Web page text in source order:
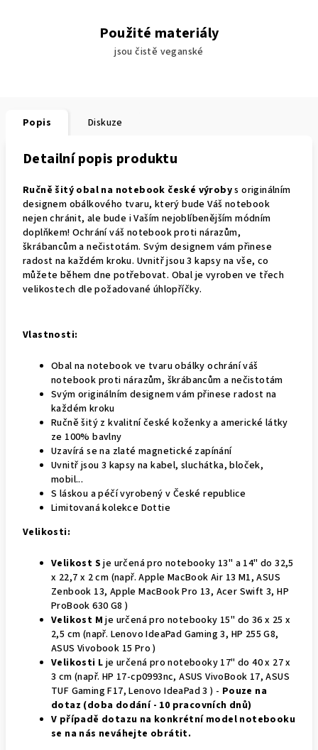
Použité materiály
jsou čistě veganské
Popis Diskuze
Detailní popis produktu
Ručně šitý obal na notebook české výrobys originálním
designem obálkového tvaru, který bude Váš notebook
nejen chránit, ale bude i Vaším nejoblíbenějším módním
doplňkem! Ochrání váš notebook proti nárazům,
škrábancům a nečistotám. Svým designem vám přinese
radost na každém kroku. Uvnitř jsou 3 kapsy na vše, co
můžete během dne potřebovat. Obal je vyroben ve třech
velikostech dle požadované úhlopříčky.
Vlastnosti:
Obal na notebook ve tvaru obálky ochrání váš
notebook proti nárazům, škrábancům a nečistotám
Svým originálním designem vám přinese radost na
každém kroku
Ručně šitý z kvalitní české koženky a americké látky
ze 100% bavlny
Uzavírá se na zlaté magnetické zapínání
Uvnitř jsou 3 kapsy na kabel, sluchátka, bloček,
mobil...
S láskou a péčí vyrobený v České republice
Limitovaná kolekce Dottie
Velikosti:
Velikost Sje určená pro notebooky 13" a 14" do 32,5
x 22,7 x 2 cm (např. Apple MacBook Air 13 M1, ASUS
Zenbook 13, Apple MacBook Pro 13, Acer Swift 3, HP
ProBook 630 G8 )
Velikost Mje určená pro notebooky 15" do 36 x 25 x
2,5 cm (např. Lenovo IdeaPad Gaming 3, HP 255 G8,
ASUS Vivobook 15 Pro )
Velikosti Lje určená pro notebooky 17" do 40 x 27 x
3 cm (např. HP 17-cp0993nc, ASUS VivoBook 17, ASUS
TUF Gaming F17, Lenovo IdeaPad 3 ) - Pouze na
dotaz (doba dodání - 10 pracovních dnů)
V případě dotazu na konkrétní model notebooku
se na nás neváhejte obrátit.